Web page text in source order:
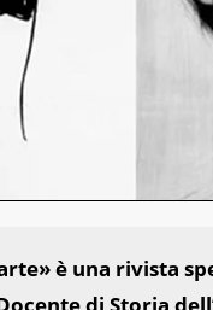
è una rivista